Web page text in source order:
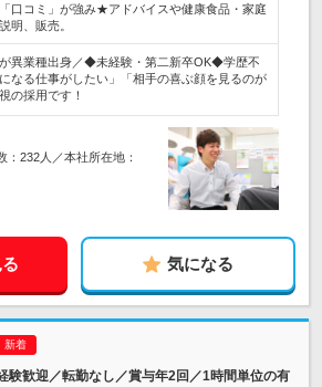
「口コミ」が強み★アドバイスや健康食品・家庭
明、販売。
異業種出身／◆未経験・第二新卒OK◆学歴不
なる仕事がしたい」「相手の喜ぶ顔を見るのが
の採用です！
：232人／本社所在地：
気になる
験歓迎／転勤なし／賞与年2回／1時間単位の有